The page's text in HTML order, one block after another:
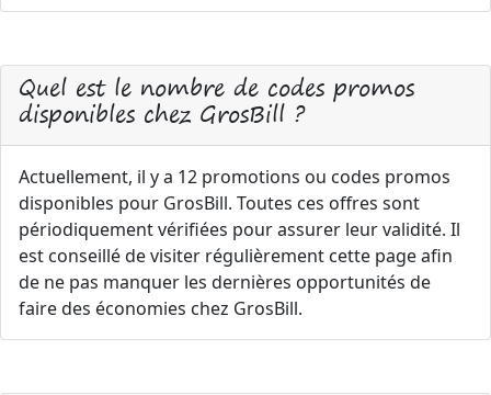
Quel est le nombre de codes promos
disponibles chez GrosBill ?
Actuellement, il y a 12 promotions ou codes promos
disponibles pour GrosBill. Toutes ces offres sont
périodiquement vérifiées pour assurer leur validité. Il
est conseillé de visiter régulièrement cette page afin
de ne pas manquer les dernières opportunités de
faire des économies chez GrosBill.